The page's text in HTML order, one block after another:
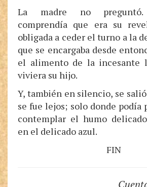
La madre no preguntó.
comprendía que era su
obligada a ceder el turno a la
que se encargaba desde
el alimento de la incesante
viviera su hijo.
Y, también en silencio, se
se fue lejos; solo donde podía
contemplar el humo
en el delicado azul.
FIN